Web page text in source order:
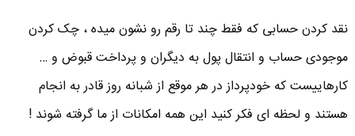
نقد کردن حسابی که فقط چند تا رقم رو نشون میده ، چک کردن
موجودی حساب و انتقال پول به دیگران و پرداخت قبوض و …
کارهاییست که خودپرداز در هر موقع از شبانه روز قادر به انجام
هستند و لحظه ای فکر کنید این همه امکانات از ما گرفته شوند !